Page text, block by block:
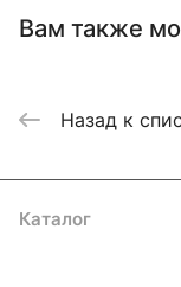
Вам также
Назад к
Каталог